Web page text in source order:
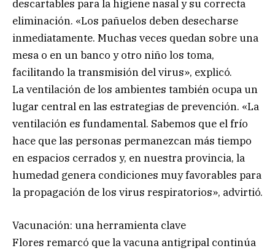
descartables para la higiene nasal y su correcta
eliminación. «Los pañuelos deben desecharse
inmediatamente. Muchas veces quedan sobre una
mesa o en un banco y otro niño los toma,
facilitando la transmisión del virus», explicó.
La ventilación de los ambientes también ocupa un
lugar central en las estrategias de prevención. «La
ventilación es fundamental. Sabemos que el frío
hace que las personas permanezcan más tiempo
en espacios cerrados y, en nuestra provincia, la
humedad genera condiciones muy favorables para
la propagación de los virus respiratorios», advirtió.
Vacunación: una herramienta clave
Flores remarcó que la vacuna antigripal continúa